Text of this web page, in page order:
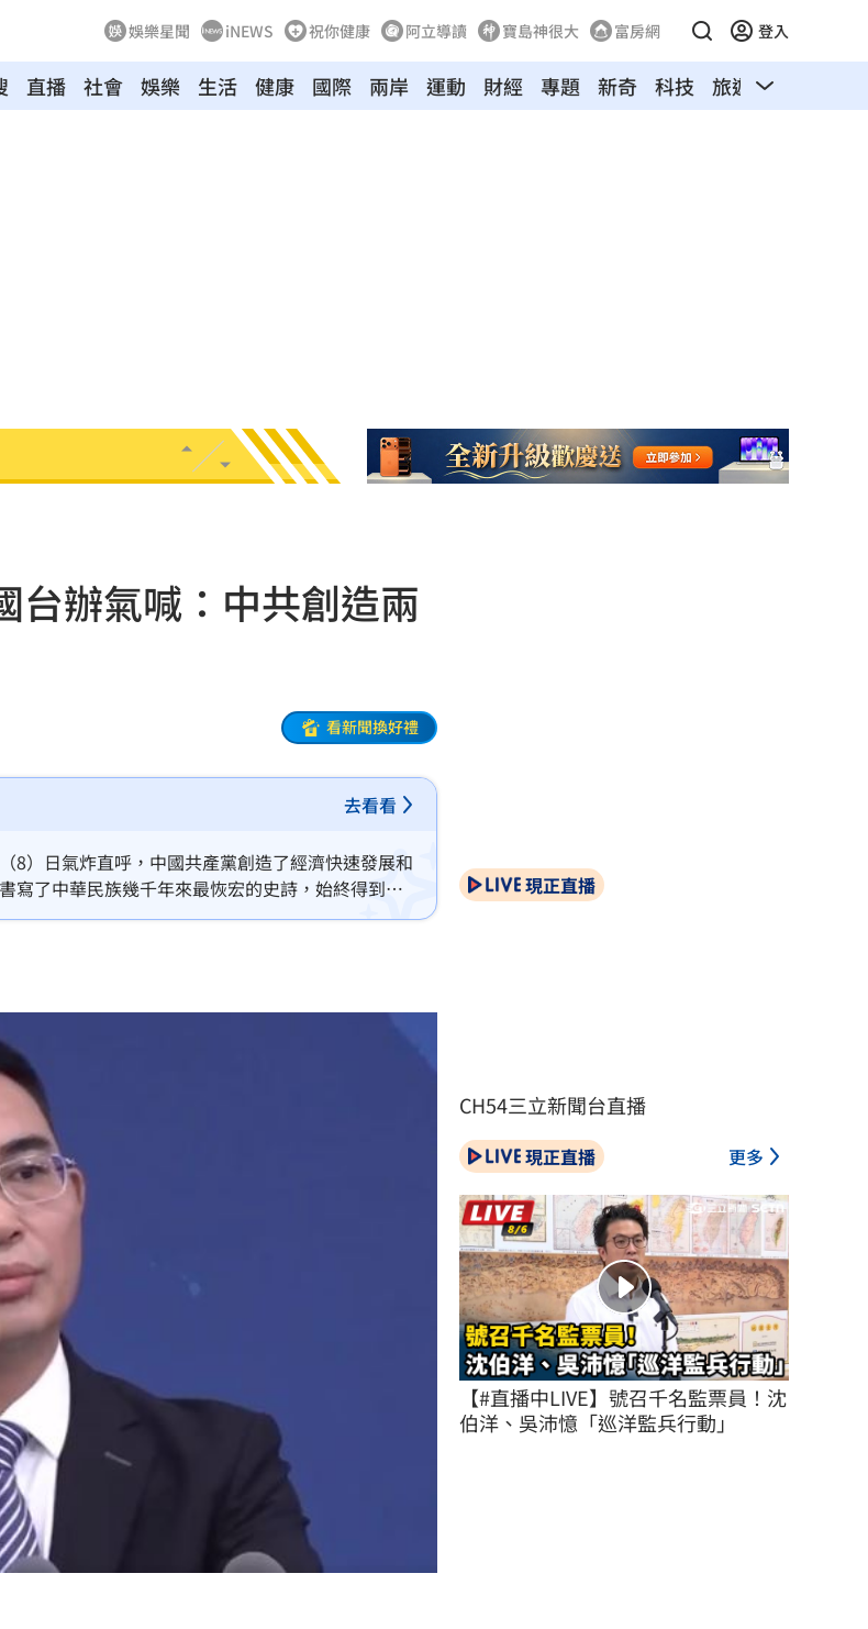
娛樂星聞 iNEWS 祝你健康 阿立導讀 寶島神很大 富房網 登入
直播 社會 娛樂 生活 健康 國際 兩岸 運動 財經 專題 新奇 科技 旅遊 汽車
辦氣喊：中共創造兩
看新聞換好禮
去看看
8）日氣炸直呼，中國共產黨創造了經濟快速發展和
寫了中華民族幾千年來最恢宏的史詩，始終得到人
倒車、蓄意升高兩岸對立對抗。
現正直播
CH54三立新聞台直播
現正直播 更多
【#直播中LIVE】號召千名監票員！沈
伯洋、吳沛憶「巡洋監兵行動」